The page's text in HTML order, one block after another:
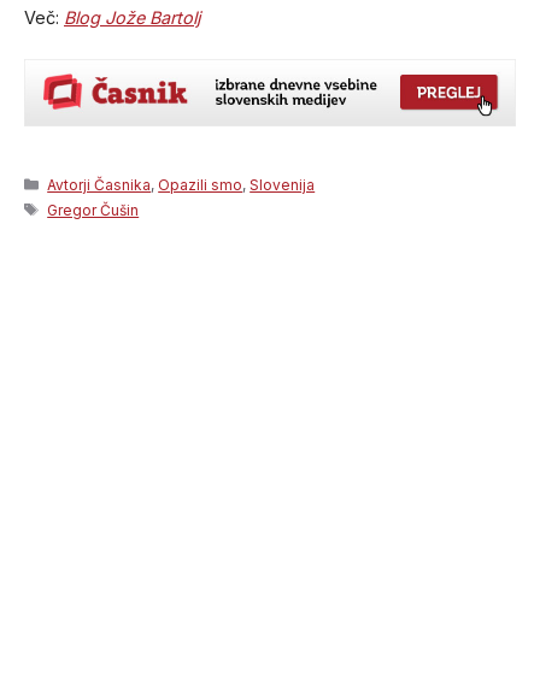
Več: Blog Jože Bartolj
Categories
Avtorji Časnika, Opazili smo,Slovenija
Tags
Gregor Čušin